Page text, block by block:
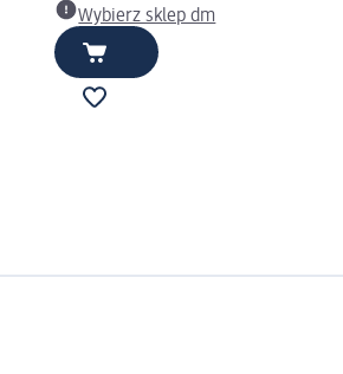
Wybierz sklep dm